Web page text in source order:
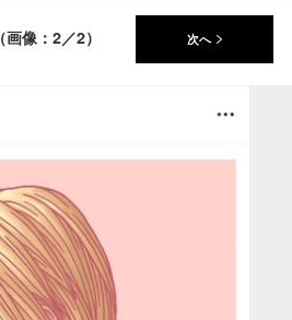
（画像：2／2） 次へ